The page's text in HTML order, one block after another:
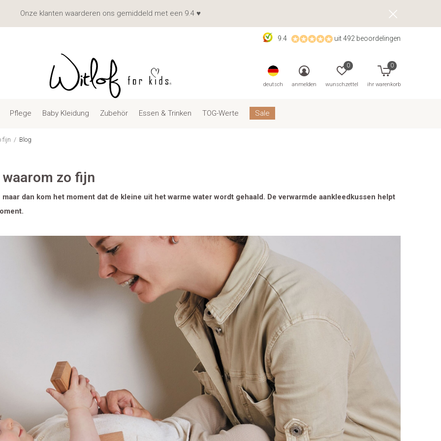
Pflege Baby Kleidung Zubehör Essen & Trinken TOG-Werte Sale
deutsch anmelden wunschzettel
0
ihr warenkorb
0
9.4 uit 492 beoordelingen
Onze klanten waarderen ons gemiddeld met een 9.4 ♥
fijn Blog
zo fijn
dan kom het moment dat de kleine uit het warme water wordt gehaald. De verwarmde aankleedkussen helpt